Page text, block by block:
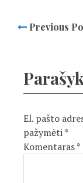
Previous
El. pašto
pažymėti*
Komentaras*